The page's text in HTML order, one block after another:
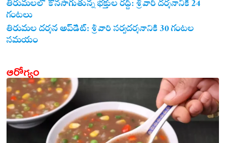
సమేతంగా దర్శించుకున్న అయ్యన్నపాత్రుడు!
తిరుమలలో కొనసాగుతున్న భక్తుల రద్దీ: శ్రీవారి దర్శనానికి 24
గంటలు
తిరుమల దర్శన అప్‌డేట్: శ్రీవారి సర్వదర్శనానికి 30 గంటల
సమయం
ఆరోగ్యం